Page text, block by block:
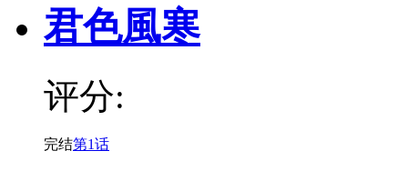
君色風寒
评分:
完结第1话